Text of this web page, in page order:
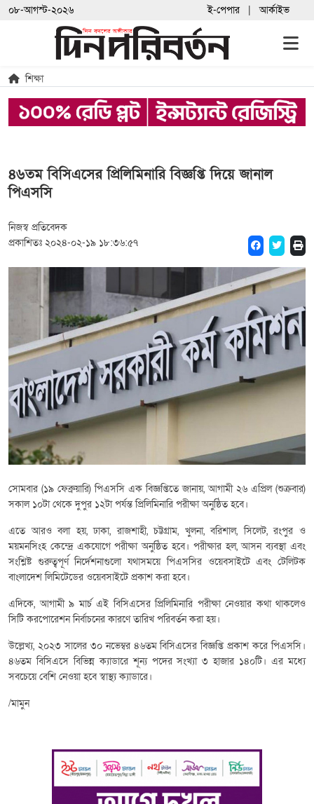
০৮-আগস্ট-২০২৬ ই-পেপার আর্কাইভ
শিক্ষা
৪৬তম বিসিএসের প্রিলিমিনারি বিজ্ঞপ্তি দিয়ে জানাল
পিএসসি
নিজস্ব প্রতিবেদক
প্রকাশিতঃ ২০২৪-০২-১৯ ১৮:৩৬:৫৭
সোমবার (১৯ ফেব্রুয়ারি) পিএসসি এক বিজ্ঞপ্তিতে জানায়, আগামী ২৬ এপ্রিল (শুক্রবার)
সকাল ১০টা থেকে দুপুর ১২টা পর্যন্ত প্রিলিমিনারি পরীক্ষা অনুষ্ঠিত হবে।
এতে আরও বলা হয়, ঢাকা, রাজশাহী, চট্টগ্রাম, খুলনা, বরিশাল, সিলেট, রংপুর ও
ময়মনসিংহ কেন্দ্রে একযোগে পরীক্ষা অনুষ্ঠিত হবে। পরীক্ষার হল, আসন ব্যবস্থা এবং
সংশ্লিষ্ট গুরুত্বপূর্ণ নির্দেশনাগুলো যথাসময়ে পিএসসির ওয়েবসাইটে এবং টেলিটক
বাংলাদেশ লিমিটেডের ওয়েবসাইটে প্রকাশ করা হবে।
এদিকে, আগামী ৯ মার্চ এই বিসিএসের প্রিলিমিনারি পরীক্ষা নেওয়ার কথা থাকলেও
সিটি করপোরেশন নির্বাচনের কারণে তারিখ পরিবর্তন করা হয়।
উল্লেখ্য, ২০২৩ সালের ৩০ নভেম্বর ৪৬তম বিসিএসের বিজ্ঞপ্তি প্রকাশ করে পিএসসি।
৪৬তম বিসিএসে বিভিন্ন ক্যাডারে শূন্য পদের সংখ্যা ৩ হাজার ১৪০টি। এর মধ্যে
সবচেয়ে বেশি নেওয়া হবে স্বাস্থ্য ক্যাডারে।
/মামুন